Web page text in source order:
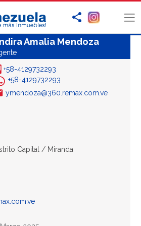
Amalia Mendoza
+58-4129732293
+58-4129732293
ymendoza@360.remax.com.ve
Capital / Miranda